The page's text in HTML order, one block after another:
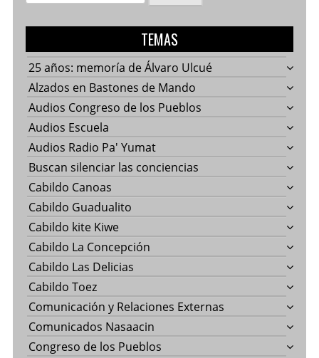
TEMAS
25 años: memoría de Álvaro Ulcué
Alzados en Bastones de Mando
Audios Congreso de los Pueblos
Audios Escuela
Audios Radio Pa' Yumat
Buscan silenciar las conciencias
Cabildo Canoas
Cabildo Guadualito
Cabildo kite Kiwe
Cabildo La Concepción
Cabildo Las Delicias
Cabildo Toez
Comunicación y Relaciones Externas
Comunicados Nasaacin
Congreso de los Pueblos